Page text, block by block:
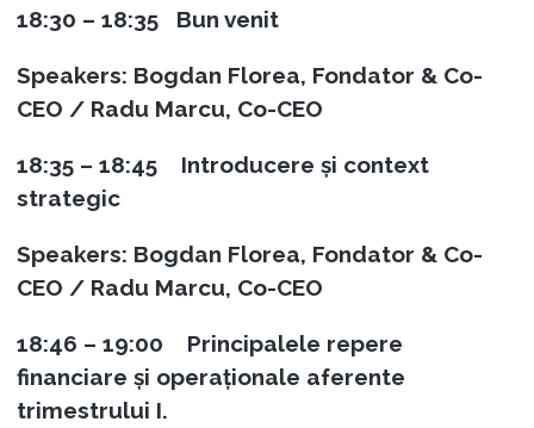
18:30 – 18:35 Bun venit
Speakers: Bogdan Florea, Fondator & Co-
CEO / Radu Marcu, Co-CEO
18:35 – 18:45 Introducere și context
strategic
Speakers: Bogdan Florea, Fondator & Co-
CEO / Radu Marcu, Co-CEO
18:46 – 19:00 Principalele repere
financiare și operaționale aferente
trimestrului I.